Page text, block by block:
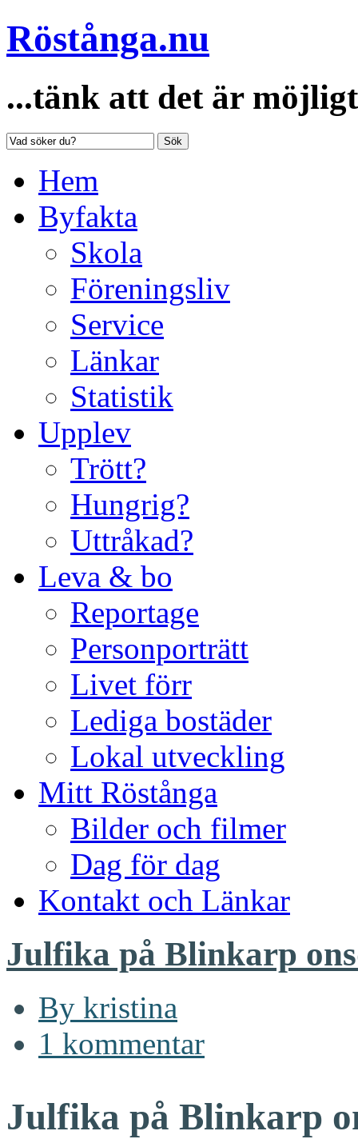
Röstånga.nu
...tänk att det är möjligt
Sök
Hem
Byfakta
Skola
Föreningsliv
Service
Länkar
Statistik
Upplev
Trött?
Hungrig?
Uttråkad?
Leva & bo
Reportage
Personporträtt
Livet förr
Lediga bostäder
Lokal utveckling
Mitt Röstånga
Bilder och filmer
Dag för dag
Kontakt och Länkar
Julfika på Blinkarp
By kristina
1 kommentar
Julfika på Blinkarp